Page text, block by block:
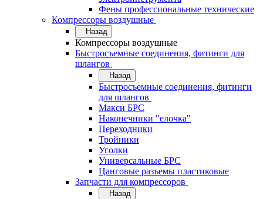
Фены профессиональные технические
Компрессоры воздушные
Назад
Компрессоры воздушные
Быстросъемные соединения, фитинги для
шлангов
Назад
Быстросъемные соединения, фитинги
для шлангов
Макси БРС
Наконечники "елочка"
Переходники
Тройники
Уголки
Универсальные БРС
Цанговые разъемы пластиковые
Запчасти для компрессоров
Назад